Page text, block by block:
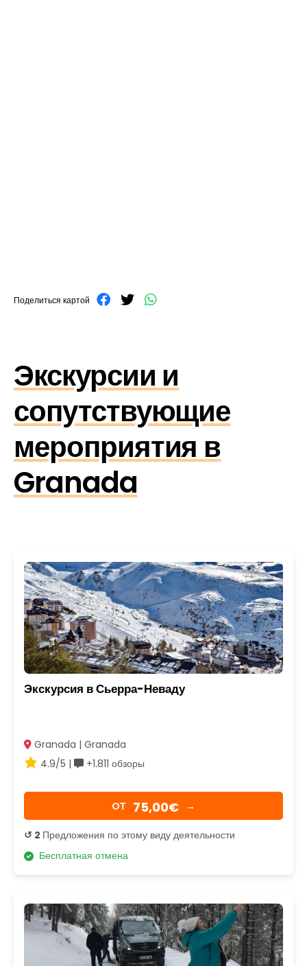
Поделиться картой
Экскурсии и
сопутствующие
мероприятия в
Granada
Экскурсия в Сьерра-Неваду
Granada | Granada
4.9/5 |
+1.811 обзоры
OТ 75,00€ →
↺ 2 Предложения по этому виду деятельности
Бесплатная отмена